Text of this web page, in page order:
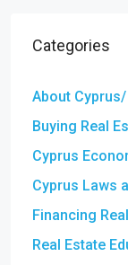
Categories
About
Buying Real
Cyprus
Cyprus Laws
Financing
Real Estate